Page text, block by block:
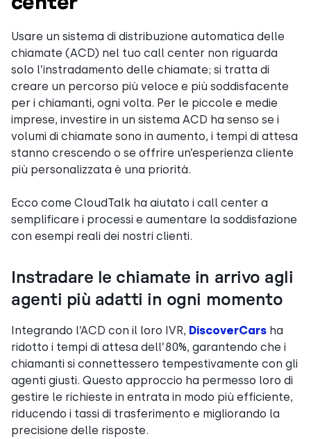
Usare un sistema di distribuzione automatica delle
chiamate (ACD) nel tuo call center non riguarda
solo l’instradamento delle chiamate; si tratta di
creare un percorso più veloce e più soddisfacente
per i chiamanti, ogni volta. Per le piccole e medie
imprese, investire in un sistema ACD ha senso se i
volumi di chiamate sono in aumento, i tempi di attesa
stanno crescendo o se offrire un’esperienza cliente
più personalizzata è una priorità.
Ecco come CloudTalk ha aiutato i call center a
semplificare i processi e aumentare la soddisfazione
con esempi reali dei nostri clienti.
Instradare le chiamate in arrivo agli
agenti più adatti in ogni momento
Integrando l’ACD con il loro IVR, DiscoverCars ha
ridotto i tempi di attesa dell’80%, garantendo che i
chiamanti si connettessero tempestivamente con gli
agenti giusti. Questo approccio ha permesso loro di
gestire le richieste in entrata in modo più efficiente,
riducendo i tassi di trasferimento e migliorando la
precisione delle risposte.